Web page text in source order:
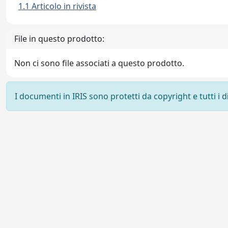
1.1 Articolo in rivista
File in questo prodotto:
Non ci sono file associati a questo prodotto.
I documenti in IRIS sono protetti da copyright e tutti i